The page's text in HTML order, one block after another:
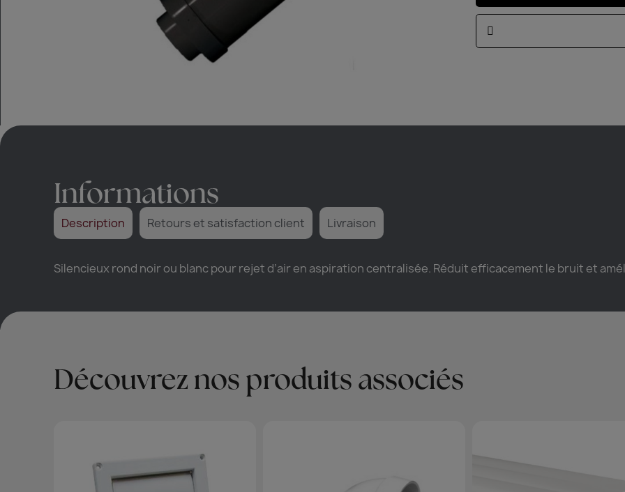
Informations
Description Retours et satisfaction client Livraison
Silencieux rond noir ou blanc pour rejet d’air en aspiration centralisée. Réduit efficacement le bruit et
Découvrez nos produits associés